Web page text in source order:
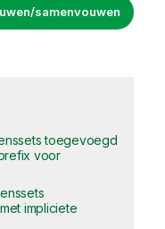
samenvouwen
toegevoegd
voor
impliciete